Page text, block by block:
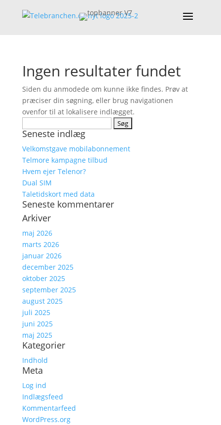
Ingen resultater fundet
Siden du anmodede om kunne ikke findes. Prøv at
præciser din søgning, eller brug navigationen
ovenfor til at lokalisere indlægget.
efter:
Seneste indlæg
Velkomstgave mobilabonnement
Telmore kampagne tilbud
Hvem ejer Telenor?
Dual SIM
Taletidskort med data
Seneste kommentarer
Arkiver
maj 2026
marts 2026
januar 2026
december 2025
oktober 2025
september 2025
august 2025
juli 2025
juni 2025
maj 2025
Kategorier
Indhold
Meta
Log ind
Indlægsfeed
Kommentarfeed
WordPress.org